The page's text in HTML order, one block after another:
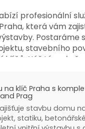
profesionální
která vám
Postaráme
stavebního
klíčů. Náš tým
garantuje
dům, který bude
o dokonalém
project/
na klíč Praha s
Prag
stavbu domu
statiku,